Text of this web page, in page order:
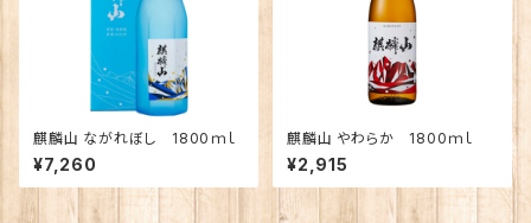
麒麟山 ながれぼし 1800ｍｌ
¥7,260
麒麟山 やわらか 1800ｍｌ
¥2,915